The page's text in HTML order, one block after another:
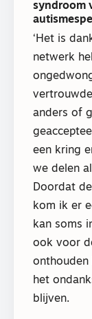
syndroom
‘Het is
netwerk
anders of
een kring
we delen
Doordat
kom ik er
kan soms
ook voor
onthouden
het
blijven.